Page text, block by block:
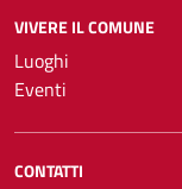
VIVERE IL COMUNE
Luoghi
Eventi
CONTATTI